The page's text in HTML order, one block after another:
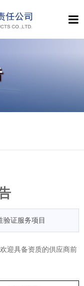
验证服务项目
迎具备资质的供应商前